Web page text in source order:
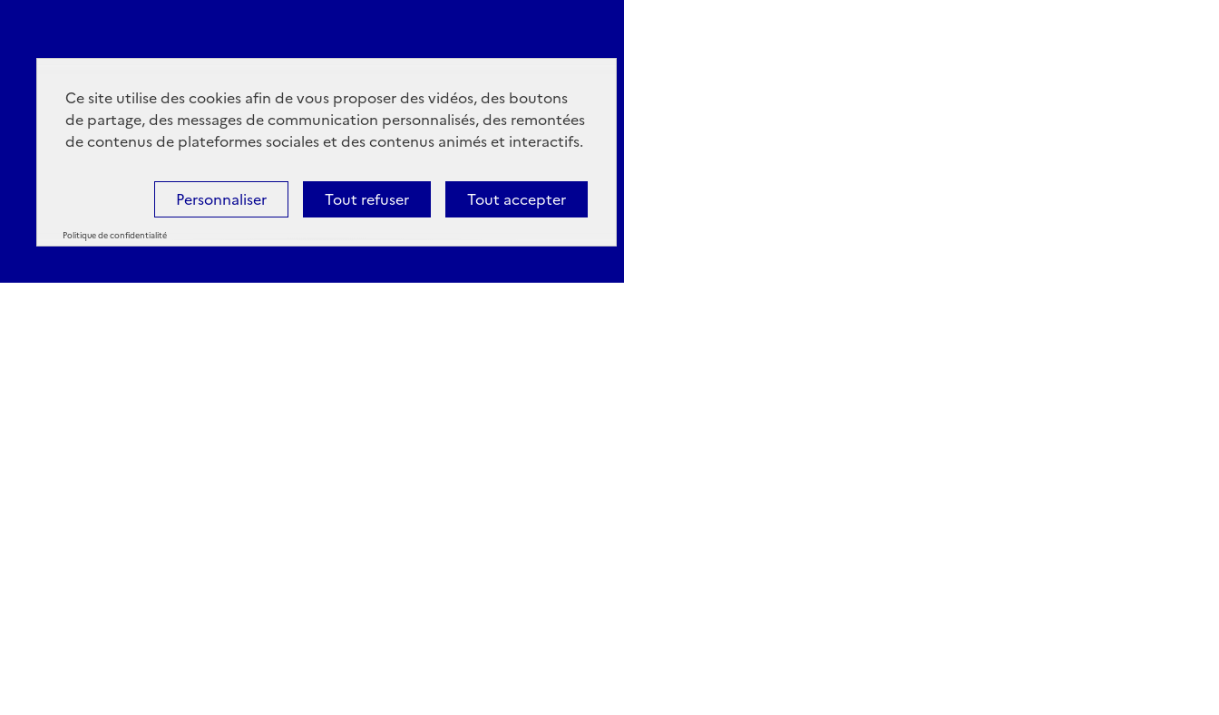
Ce site utilise des cookies afin de vous proposer des vidéos, des boutons
de partage, des messages de communication personnalisés, des remontées
de contenus de plateformes sociales et des contenus animés et interactifs.
Tout accepter
Tout refuser
Personnaliser
Politique de confidentialité